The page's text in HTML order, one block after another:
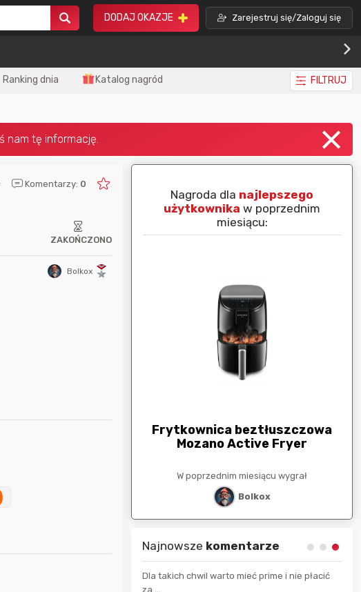
DODAJ OKAZJE Zarejestruj się/Zaloguj się
Ranking dnia Katalog nagród FILTRUJ
Komentarzy: 0
ZAKOŃCZONO
Bolkox
podarunkowa
Nagroda dla najlepszego
użytkownika w poprzednim
miesiącu:
Frytkownica beztłuszczowa
Mozano Active Fryer
W poprzednim miesiącu wygrał
Bolkox
Najnowsze komentarze
Dla takich chwil warto mieć prime i nie płacić
za ...